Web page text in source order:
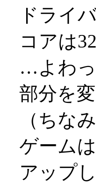
ドライ
コアは
…よわっ
部分を
（ちな
ゲーム
アップ